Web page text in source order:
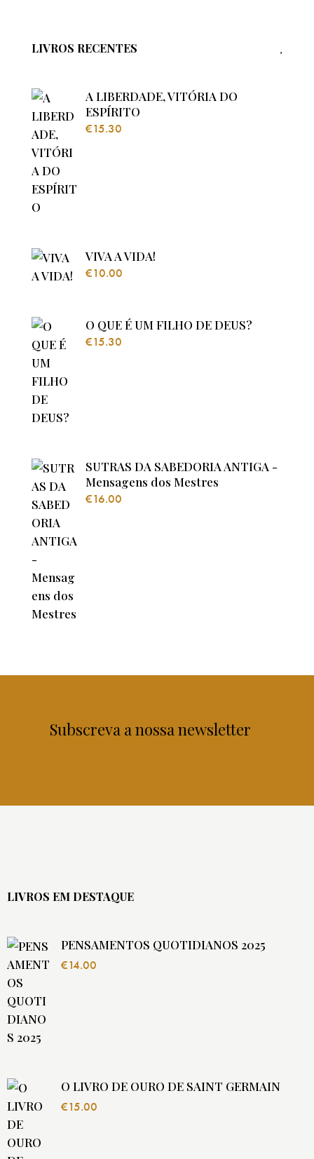
LIVROS RECENTES
A LIBERDADE, VITÓRIA DO
ESPÍRITO
€15.30
VIVA A VIDA!
€10.00
O QUE É UM FILHO DE DEUS?
€15.30
SUTRAS DA SABEDORIA ANTIGA -
Mensagens dos Mestres
€16.00
Subscreva a nossa newsletter
LIVROS EM DESTAQUE
PENSAMENTOS QUOTIDIANOS 2025
€14.00
O LIVRO DE OURO DE SAINT GERMAIN
€15.00